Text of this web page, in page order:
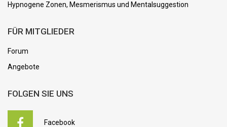
Hypnogene Zonen, Mesmerismus und Mentalsuggestion
FÜR MITGLIEDER
Forum
Angebote
FOLGEN SIE UNS
Facebook